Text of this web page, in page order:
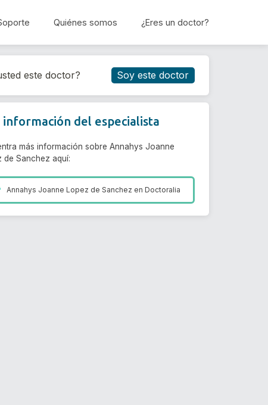
Quiénes somos ¿Eres un doctor?
Reservar cita
este doctor? Soy este doctor
información del especialista
más información sobre Annahys Joanne
de Sanchez aquí:
Annahys Joanne Lopez de Sanchez enDoctoralia